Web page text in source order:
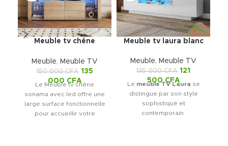
Meuble tv chêne
Meuble, Meuble TV
150 000CFA 135
000 CFA
Le Meuble tv chêne
sonama avec led offre une
large surface fonctionnelle
pour accueillir votre
Meuble tv laura blanc
Meuble, Meuble TV
135 000CFA 121
500CFA
Le meuble TV Laura se
distingue par son style
sophistiqué et
contemporain.